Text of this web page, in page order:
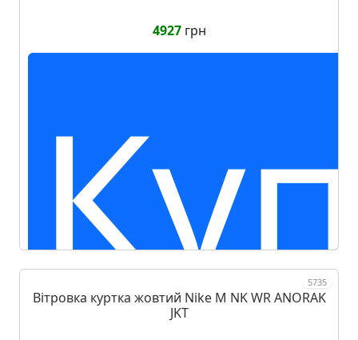
4927грн
5735
Вітровка куртка жовтий Nike M NK WR ANORAK
JKT